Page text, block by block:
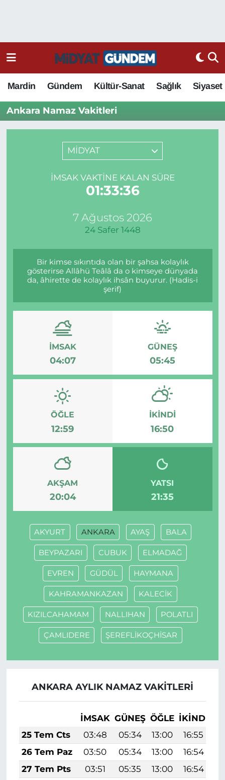
Mardin Gündem Kültür-Sanat Sağlık Siyaset
Ankara Namaz Vakitleri
MİDYAT
İMSAK VAKTINE KALAN SÜRE
01:33:36
7 Ağustos 2026
24 Safer 1448
Bir kimse sıkıntıda olan bir şahsa kolaylık
gösterirse Allâhü Teâlâ da o kimseye dünyada
da, âhirette de kolaylık ihsân buyurur. (Hadis-i
şerif)
İMSAK
04:07
GÜNEŞ
05:45
ÖĞLE
12:59
İKINDI
16:50
AKŞAM
20:04
YATSI
21:35
AKYURT ANKARA AYAŞ BALA
BEYPAZARI CUBUK ELMADAĞ
EVREN GÜDÜL HAYMANA
KAHRAMANKAZAN KALECİK
KIZILCAHAMAM NALLIHAN POLATLI
ÇAMLIDERE ŞEREFLİKOÇHİSAR
ANKARA AYLIK NAMAZ VAKITLERI
İMSAK GÜNEŞ ÖĞLE İKINDI
25 Tem Cts
03:48 05:34 13:00 16:55
26 Tem Paz
03:50 05:34 13:00 16:54
27 Tem Pts
03:51 05:35 13:00 16:54